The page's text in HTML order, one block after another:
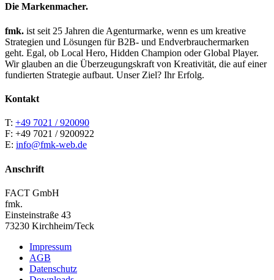
Die Markenmacher.
fmk. ist seit 25 Jahren die Agenturmarke, wenn es um kreative
Strategien und Lösungen für B2B- und Endverbrauchermarken
geht. Egal, ob Local Hero, Hidden Champion oder Global Player.
Wir glauben an die Überzeugungskraft von Kreativität, die auf einer
fundierten Strategie aufbaut. Unser Ziel? Ihr Erfolg.
Kontakt
T: +49 7021 / 920090
F: +49 7021 / 9200922
E: info@fmk-web.de
Anschrift
FACT GmbH
fmk.
Einsteinstraße 43
73230 Kirchheim/Teck
Impressum
AGB
Datenschutz